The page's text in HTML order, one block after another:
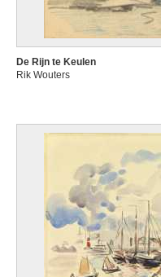
De Rijn te Keulen
Rik Wouters